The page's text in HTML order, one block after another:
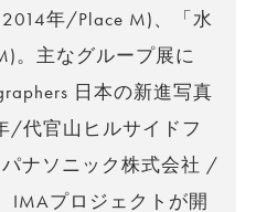
年/Place M)、「水
。主なグループ展に
日本の新進写真
/代官山ヒルサイドフ
ナソニック株式会社 /
IMAプロジェクトが開